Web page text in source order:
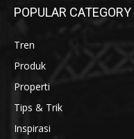
POPULAR CATEGORY
Tren
Produk
Properti
Tips & Trik
Inspirasi